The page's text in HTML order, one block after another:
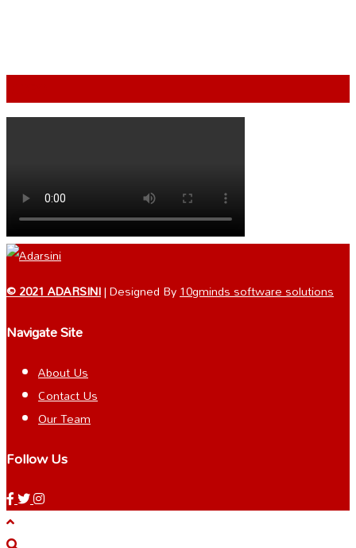
© 2021 ADARSINI| Designed By10gminds software solutions
Navigate Site
About Us
Contact Us
Our Team
Follow Us